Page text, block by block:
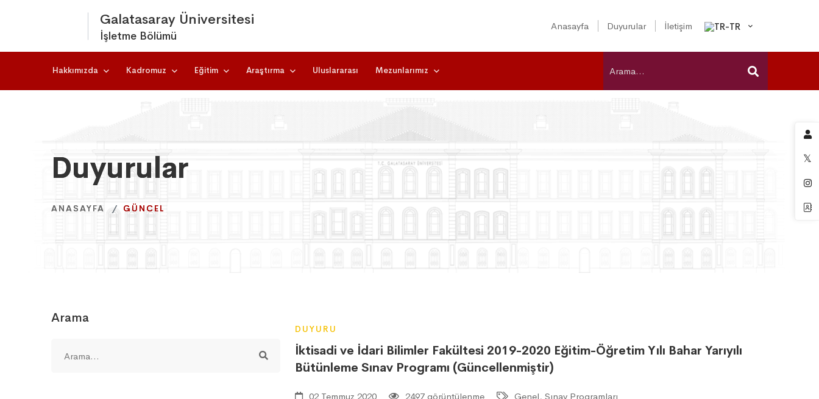
Galatasaray Üniversitesi
İşletme Bölümü
Anasayfa Duyurular İletişim
Hakkımızda Kadromuz Eğitim Araştırma Uluslararası Mezunlarımız
Duyurular
ANASAYFA GÜNCEL
Duyurular
ANASAYFA GÜNCEL
Duyurular
ANASAYFA GÜNCEL
Arama
DUYURU
İktisadi ve İdari Bilimler Fakültesi 2019-2020 Eğitim-Öğretim Yılı Bahar Yarıyılı
Bütünleme Sınav Programı (Güncellenmiştir)
02 Temmuz 2020 2497 görüntülenme Genel, Sınav Programları